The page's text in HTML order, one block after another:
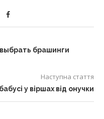
брашинги
Наступна стаття
у віршах від онучки